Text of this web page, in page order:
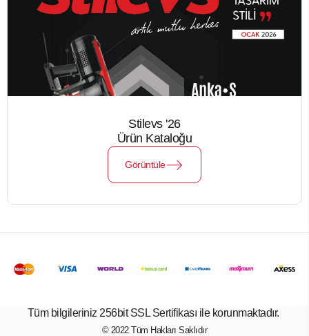
Stilevs '26
Ürün Kataloğu
Görüntüle
Tüm bilgileriniz 256bit SSL Sertifikası ile korunmaktadır.
© 2022Tüm Hakları Saklıdır